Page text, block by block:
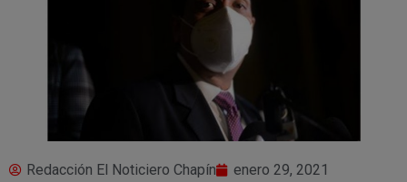
Redacción El Noticiero Chapín
enero 29, 2021